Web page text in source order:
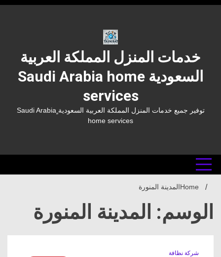
Skip
خدمات المنزل المملكة العربية
السعودية Saudi Arabia home
services
توفير جميع خدمات المنزل المملكة العربية السعودية ٍSaudi Arabia
home services
Homeالمدينة المنورة
الوسم: المدينة المنورة
شركة نظافة